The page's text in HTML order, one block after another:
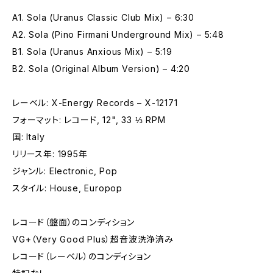
A1. Sola (Uranus Classic Club Mix) – 6:30
A2. Sola (Pino Firmani Underground Mix) – 5:48
B1. Sola (Uranus Anxious Mix) – 5:19
B2. Sola (Original Album Version) – 4:20
レーベル: X-Energy Records – X-12171
フォーマット: レコード, 12", 33 ⅓ RPM
国: Italy
リリース年: 1995年
ジャンル: Electronic, Pop
スタイル: House, Europop
レコード（盤面）のコンディション
VG+（Very Good Plus）超音波洗浄済み
レコード（レーベル）のコンディション